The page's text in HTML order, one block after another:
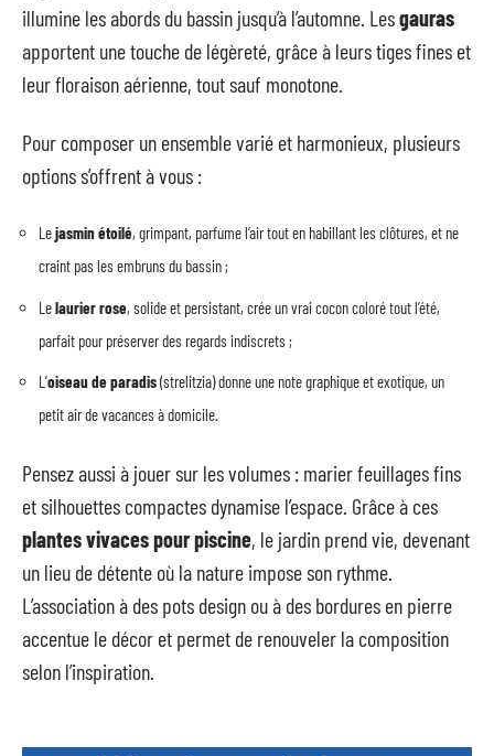
illumine les abords du bassin jusqu’à l’automne. Lesgauras
apportent une touche de légèreté, grâce à leurs tiges fines et
leur floraison aérienne, tout sauf monotone.
Pour composer un ensemble varié et harmonieux, plusieurs
options s’offrent à vous :
Lejasmin étoilé, grimpant, parfume l’air tout en habillant les clôtures, et ne
craint pas les embruns du bassin ;
Lelaurier rose, solide et persistant, crée un vrai cocon coloré tout l’été,
parfait pour préserver des regards indiscrets ;
L’oiseau de paradis(strelitzia) donne une note graphique et exotique, un
petit air de vacances à domicile.
Pensez aussi à jouer sur les volumes : marier feuillages fins
et silhouettes compactes dynamise l’espace. Grâce à ces
plantes vivaces pour piscine, le jardin prend vie, devenant
un lieu de détente où la nature impose son rythme.
L’association à des pots design ou à des bordures en pierre
accentue le décor et permet de renouveler la composition
selon l’inspiration.